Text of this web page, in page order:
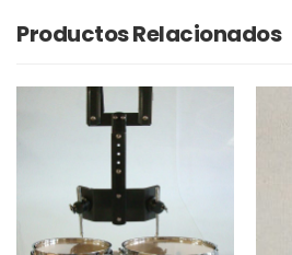
Productos Relacionados